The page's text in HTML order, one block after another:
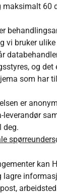
maksimalt 60
vi bruker
og det
som har
er
leverandør
deg.
kan
lagre